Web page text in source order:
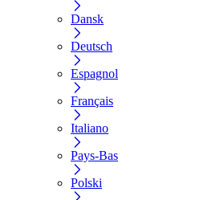
Dansk
Deutsch
Espagnol
Français
Italiano
Pays-Bas
Polski